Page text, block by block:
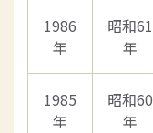
1986
年
昭和61
年
1985
年
昭和60
年